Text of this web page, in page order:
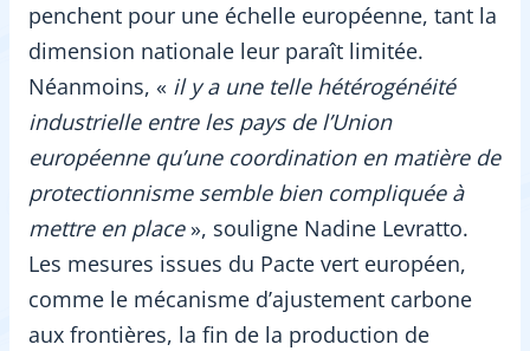
penchent pour une échelle européenne, tant la
dimension nationale leur paraît limitée.
Néanmoins, « il y a une telle hétérogénéité
industrielle entre les pays de l’Union
européenne qu’une coordination en matière de
protectionnisme semble bien compliquée à
mettre en place», souligne Nadine Levratto.
Les mesures issues du Pacte vert européen,
comme le mécanisme d’ajustement carbone
aux frontières, la fin de la production de